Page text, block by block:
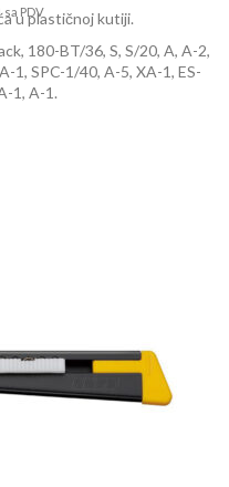
sa PDV
u plastičnoj kutiji.
180-BT/36, S, S/20, A, A-2,
1, SPC-1/40, A-5, XA-1, ES-
1, A-1.